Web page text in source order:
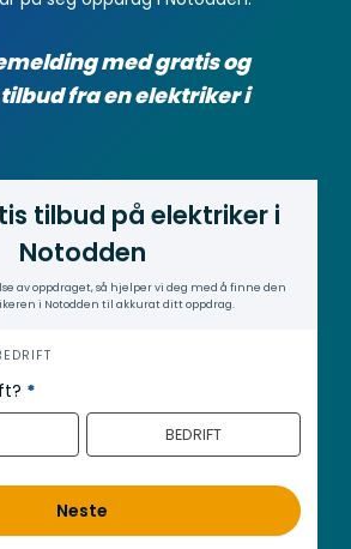
med gratis og
fra en elektriker i
tilbud på elektriker i
Notodden
av oppdraget, så hjelper vi deg med å finne den
i Notodden til akkurat ditt oppdrag.
*
BEDRIFT
Neste